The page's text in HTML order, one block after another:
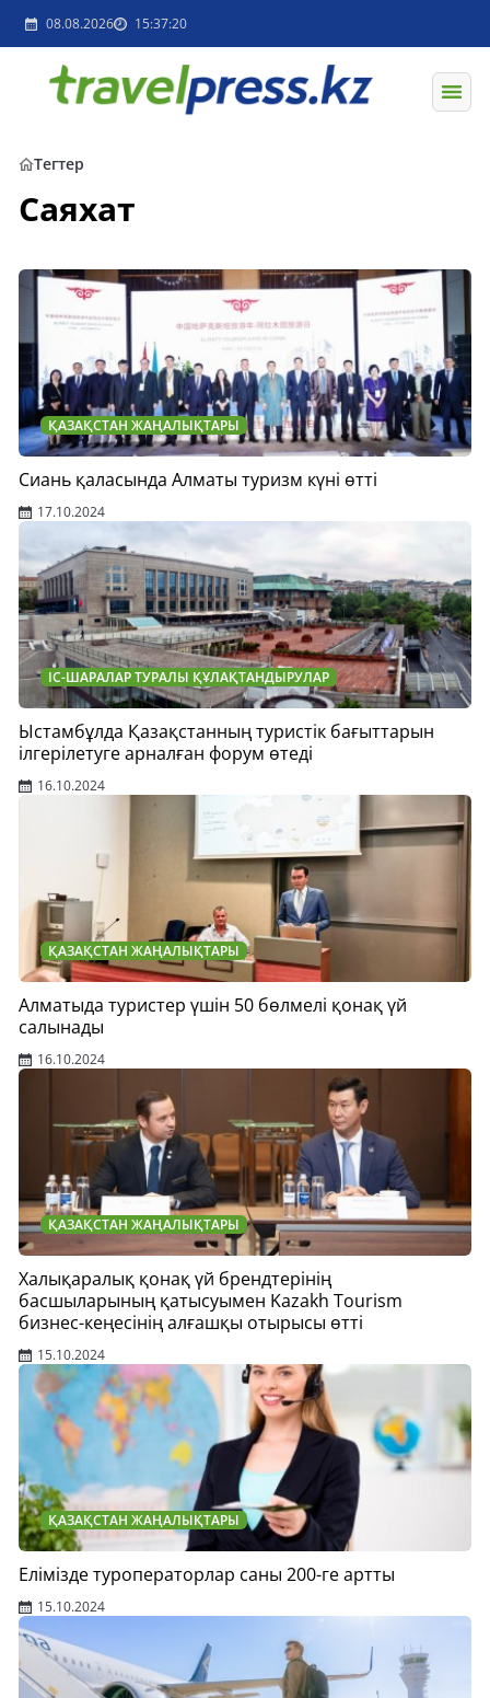
08.08.2026 15:37:20
Тегтер
Саяхат
ҚАЗАҚСТАН ЖАҢАЛЫҚТАРЫ
Сиань қаласында Алматы туризм күні өтті
17.10.2024
ІС-ШАРАЛАР ТУРАЛЫ ҚҰЛАҚТАНДЫРУЛАР
Ыстамбұлда Қазақстанның туристік бағыттарын
ілгерілетуге арналған форум өтеді
16.10.2024
ҚАЗАҚСТАН ЖАҢАЛЫҚТАРЫ
Алматыда туристер үшін 50 бөлмелі қонақ үй
салынады
16.10.2024
ҚАЗАҚСТАН ЖАҢАЛЫҚТАРЫ
Халықаралық қонақ үй брендтерінің
басшыларының қатысуымен Kazakh Tourism
бизнес-кеңесінің алғашқы отырысы өтті
15.10.2024
ҚАЗАҚСТАН ЖАҢАЛЫҚТАРЫ
Елімізде туроператорлар саны 200-ге артты
15.10.2024